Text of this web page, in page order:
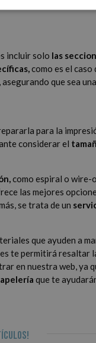
incluir solo las
como es el
que sea
para la
considerar el
como espiral o wire-
las mejores
se trata de un
que ayuden a
te permitirá resaltar
en nuestra web, ya
que te